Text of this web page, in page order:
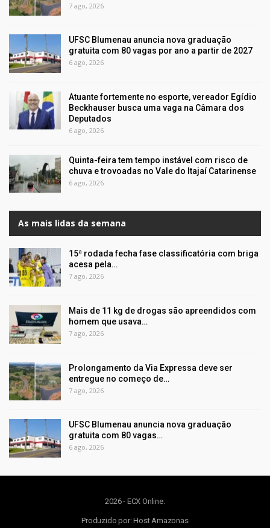
7 ago, 2026
UFSC Blumenau anuncia nova graduação
gratuita com 80 vagas por ano a partir de 2027
6 ago, 2026
Atuante fortemente no esporte, vereador Egídio
Beckhauser busca uma vaga na Câmara dos
Deputados
6 ago, 2026
Quinta-feira tem tempo instável com risco de
chuva e trovoadas no Vale do Itajaí Catarinense
6 ago, 2026
As mais lidas da semana
15ª rodada fecha fase classificatória com briga
acesa pela…
7 ago, 2026
Mais de 11 kg de drogas são apreendidos com
homem que usava…
7 ago, 2026
Prolongamento da Via Expressa deve ser
entregue no começo de…
7 ago, 2026
UFSC Blumenau anuncia nova graduação
gratuita com 80 vagas…
6 ago, 2026
2026 - ECX Online.
Produzido por:Host Amazonas